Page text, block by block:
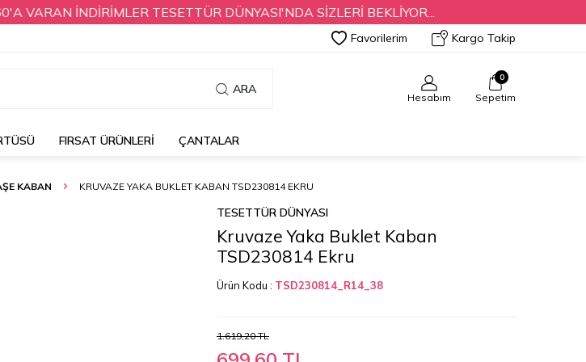
İNDİRİMLER TESETTÜR DÜNYASI'NDA SİZLERİ BEKLİYOR...
Favorilerim Kargo Takip
ARA
Hesabım
0
Sepetim
FIRSAT ÜRÜNLERİ ÇANTALAR
KABAN KRUVAZE YAKA BUKLET KABAN TSD230814 EKRU
TESETTÜR DÜNYASI
Kruvaze Yaka Buklet Kaban
TSD230814 Ekru
Ürün Kodu : TSD230814_R14_38
1.619,20TL